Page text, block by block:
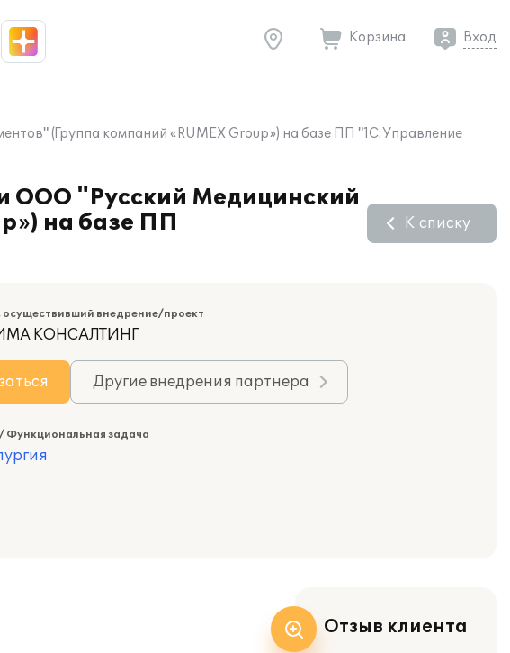
Корзина Вход
(Группа компаний «RUMEX Group») на базе ПП "1С:Управление
ООО "Русский Медицинский
на базе ПП
К списку
осуществивший внедрение/проект
КОНСАЛТИНГ
Другие внедрения партнера
Функциональная задача
Отзыв клиента